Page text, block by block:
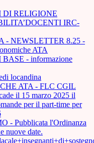
DI RELIGIONE
IRC-
- NEWSLETTER 8.25 -
ATA
- informazione
locandina
ATA - FLC CGIL
il 15 marzo 2025 il
per il part-time per
- Pubblicata l'Ordinanza
nuove date.